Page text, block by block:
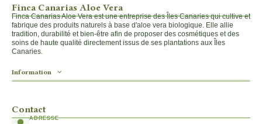
Finca Canarias Aloe Vera
Finca Canarias Aloe Vera est une entreprise des Îles Canaries qui cultive et
fabrique des produits naturels à base d'aloe vera biologique. Elle allie
tradition, durabilité et bien-être afin de proposer des cosmétiques et des
soins de haute qualité directement issus de ses plantations aux Îles
Canaries.
Information
Contact
ADRESSE